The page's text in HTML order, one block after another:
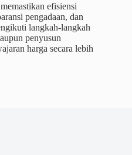
efisiensi
pengadaan, dan
langkah-langkah
penyusun
harga secara lebih